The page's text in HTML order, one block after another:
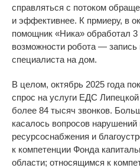
справляться с потоком
и эффективнее. К прмиеру, в
помощник «Ника» обработал
возможности робота — запись
специалиста на дом.
В целом, октябрь 2025 года
спрос на услуги ЕДС
более 84 тысяч звонков.
касалось вопросов нарушений
ресурсоснабжения и
к компетенции Фонда
области; относящимся к